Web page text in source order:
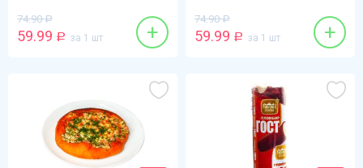
74.90 Р
59.99 Р за 1 шт +
74.90 Р
59.99 Р за 1 шт +